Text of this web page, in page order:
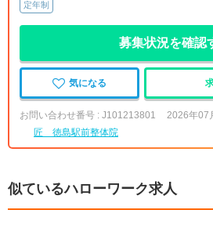
定年制
募集状況を確認
気になる
お問い合わせ番号 : J101213801
2026年07
匠 徳島駅前整体院
似ているハローワーク求人